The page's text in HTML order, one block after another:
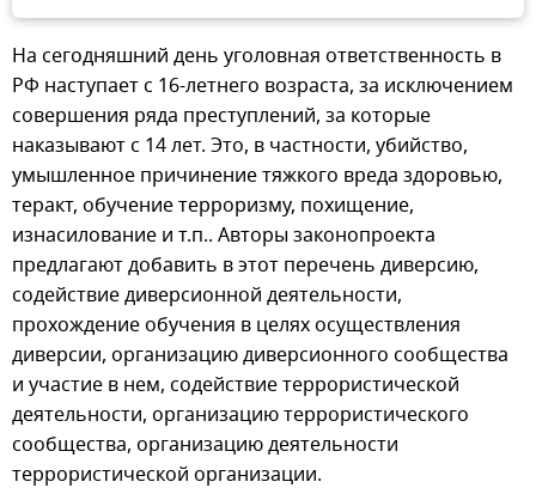
На сегодняшний день уголовная ответственность в
РФ наступает с 16-летнего возраста, за исключением
совершения ряда преступлений, за которые
наказывают с 14 лет. Это, в частности, убийство,
умышленное причинение тяжкого вреда здоровью,
теракт, обучение терроризму, похищение,
изнасилование и т.п.. Авторы законопроекта
предлагают добавить в этот перечень диверсию,
содействие диверсионной деятельности,
прохождение обучения в целях осуществления
диверсии, организацию диверсионного сообщества
и участие в нем, содействие террористической
деятельности, организацию террористического
сообщества, организацию деятельности
террористической организации.